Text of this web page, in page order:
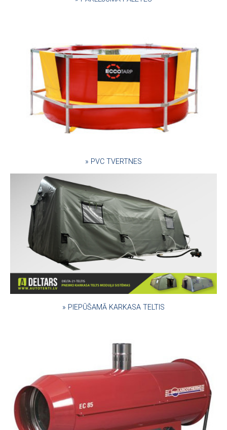
» PVC TVERTNES
» PIEPŪŠAMĀ KARKASA TELTIS